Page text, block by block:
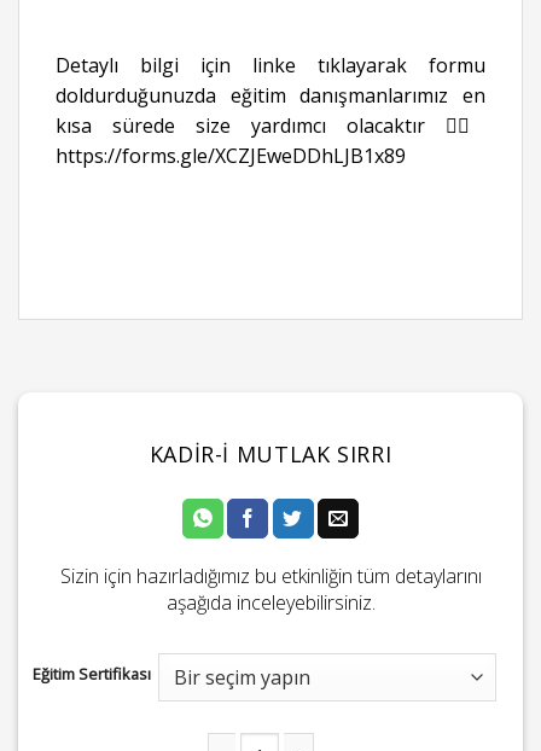
Detaylı bilgi için linke tıklayarak formu
doldurduğunuzda eğitim danışmanlarımız en
kısa sürede size yardımcı olacaktır 👉🏻
https://forms.gle/XCZJEweDDhLJB1x89
KADIR-I MUTLAK SIRRI
Sizin için hazırladığımız bu etkinliğin tüm detaylarını
aşağıda inceleyebilirsiniz.
Eğitim Sertifikası